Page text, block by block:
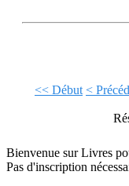
<< Début <
Bienvenue sur Livres
Pas d'inscription